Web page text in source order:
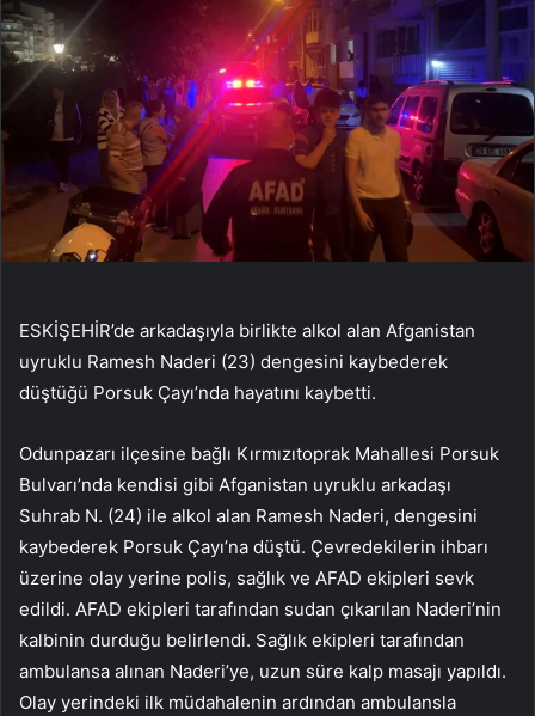
ESKİŞEHİR’de arkadaşıyla birlikte alkol alan Afganistan
uyruklu Ramesh Naderi (23) dengesini kaybederek
düştüğü Porsuk Çayı’nda hayatını kaybetti.
Odunpazarı ilçesine bağlı Kırmızıtoprak Mahallesi Porsuk
Bulvarı’nda kendisi gibi Afganistan uyruklu arkadaşı
Suhrab N. (24) ile alkol alan Ramesh Naderi, dengesini
kaybederek Porsuk Çayı’na düştü. Çevredekilerin ihbarı
üzerine olay yerine polis, sağlık ve AFAD ekipleri sevk
edildi. AFAD ekipleri tarafından sudan çıkarılan Naderi’nin
kalbinin durduğu belirlendi. Sağlık ekipleri tarafından
ambulansa alınan Naderi’ye, uzun süre kalp masajı yapıldı.
Olay yerindeki ilk müdahalenin ardından ambulansla